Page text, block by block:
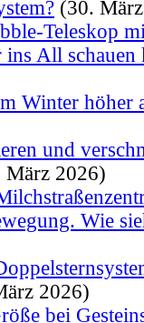
(30.
Teleskop
ins All
Winter höher
und
März 2026)
Wie
2026)
bei